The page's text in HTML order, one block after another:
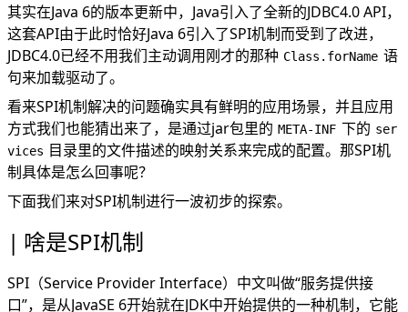
其实在Java 6的版本更新中，Java引入了全新的JDBC4.0 API，
这套API由于此时恰好Java 6引入了SPI机制而受到了改进，
JDBC4.0已经不用我们主动调用刚才的那种 Class.forName 语
句来加载驱动了。
看来SPI机制解决的问题确实具有鲜明的应用场景，并且应用
方式我们也能猜出来了，是通过jar包里的 META-INF 下的 ser
vices 目录里的文件描述的映射关系来完成的配置。那SPI机
制具体是怎么回事呢？
下面我们来对SPI机制进行一波初步的探索。
啥是SPI机制
SPI（Service Provider Interface）中文叫做“服务提供接
口”，是从JavaSE 6开始就在JDK中开始提供的一种机制，它能